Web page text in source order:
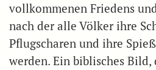
vollkommenen Friedens
nach der alle Völker ihre
Pflugscharen und ihre
werden. Ein biblisches Bild,